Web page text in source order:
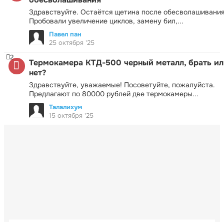
Здравствуйте. Остаётся щетина после
Пробовали увеличение циклов, замену бил,...
Павел пан
25 октября '25
Термокамера КТД-500 черный металл, брать
нет?
Здравствуйте, уважаемые! Посоветуйте, пожалуйста.
Предлагают по 80000 рублей две термокамеры...
2
Талалихум
15 октября '25